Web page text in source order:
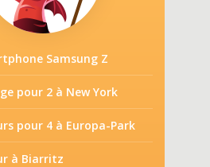
Samsung Z
pour 2 à New York
pour 4 à Europa-Park
à Biarritz